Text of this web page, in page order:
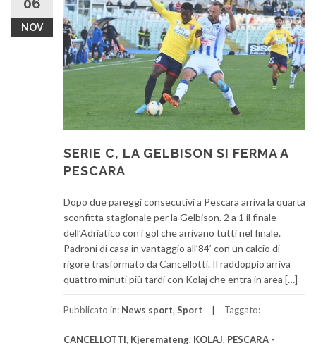
NOV
SERIE C, LA GELBISON SI FERMA A
PESCARA
Dopo due pareggi consecutivi a Pescara arriva la quarta
sconfitta stagionale per la Gelbison. 2 a 1 il finale
dell’Adriatico con i gol che arrivano tutti nel finale.
Padroni di casa in vantaggio all’84’ con un calcio di
rigore trasformato da Cancellotti. Il raddoppio arriva
quattro minuti più tardi con Kolaj che entra in area […]
Pubblicato in: News sport, Sport Taggato:
CANCELLOTTI, Kjeremateng, KOLAJ, PESCARA -